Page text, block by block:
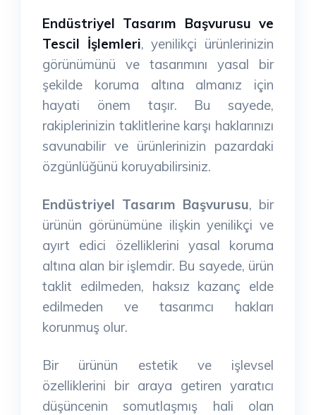
Endüstriyel Tasarım Başvurusu ve
Tescil İşlemleri, yenilikçi ürünlerinizin
görünümünü ve tasarımını yasal bir
şekilde koruma altına almanız için
hayati önem taşır. Bu sayede,
rakiplerinizin taklitlerine karşı haklarınızı
savunabilir ve ürünlerinizin pazardaki
özgünlüğünü koruyabilirsiniz.
Endüstriyel Tasarım Başvurusu, bir
ürünün görünümüne ilişkin yenilikçi ve
ayırt edici özelliklerini yasal koruma
altına alan bir işlemdir. Bu sayede, ürün
taklit edilmeden, haksız kazanç elde
edilmeden ve tasarımcı hakları
korunmuş olur.
Bir ürünün estetik ve işlevsel
özelliklerini bir araya getiren yaratıcı
düşüncenin somutlaşmış hali olan